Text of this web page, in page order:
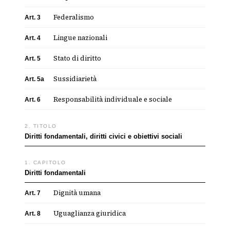
Art. 3 Federalismo
Art. 4 Lingue nazionali
Art. 5 Stato di diritto
Art. 5a Sussidiarietà
Art. 6 Responsabilità individuale e sociale
2. TITOLO
Diritti fondamentali, diritti civici e obiettivi sociali
1. CAPITOLO
Diritti fondamentali
Art. 7 Dignità umana
Art. 8 Uguaglianza giuridica